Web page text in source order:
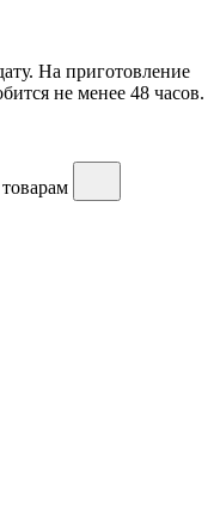
На приготовление
не менее 48 часов.